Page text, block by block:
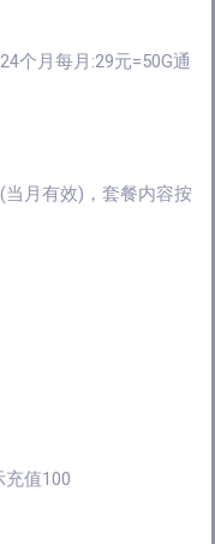
个月每月:29元=50G通
月有效)，套餐内容按
值100